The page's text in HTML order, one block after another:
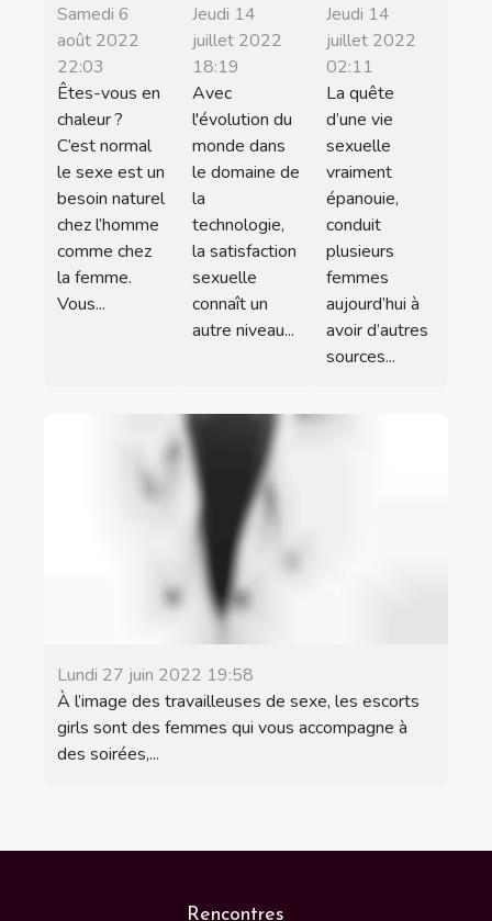
Samedi 6
août 2022
22:03
Êtes-vous en
chaleur ?
C’est normal
le sexe est un
besoin naturel
chez l’homme
comme chez
la femme.
Vous...
Jeudi 14
juillet 2022
18:19
Avec
l'évolution du
monde dans
le domaine de
la
technologie,
la satisfaction
sexuelle
connaît un
autre niveau...
Jeudi 14
juillet 2022
02:11
La quête
d’une vie
sexuelle
vraiment
épanouie,
conduit
plusieurs
femmes
aujourd’hui à
avoir d’autres
sources...
Lundi 27 juin 2022 19:58
À l’image des travailleuses de sexe, les escorts
girls sont des femmes qui vous accompagne à
des soirées,...
Rencontres